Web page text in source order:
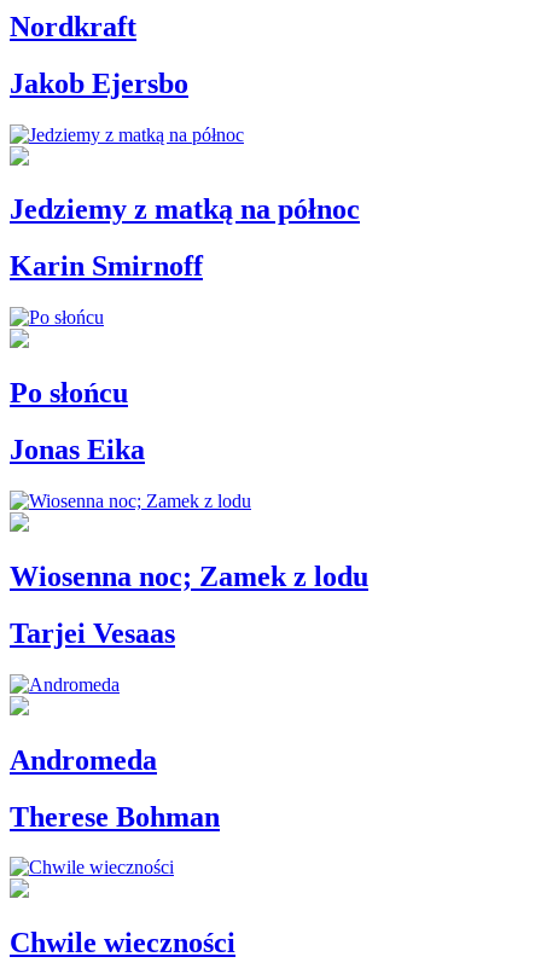
Nordkraft
Jakob Ejersbo
Jedziemy z matką na północ
Karin Smirnoff
Po słońcu
Jonas Eika
Wiosenna noc; Zamek z lodu
Tarjei Vesaas
Andromeda
Therese Bohman
Chwile wieczności